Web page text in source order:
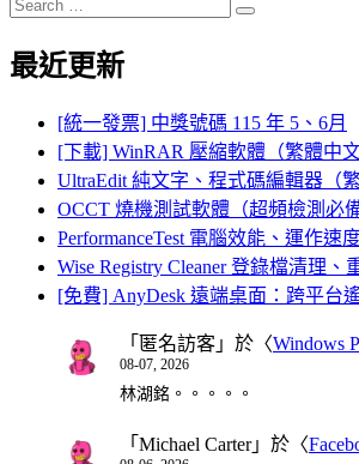
for:
Search
最近更新
[統一發票] 中獎號碼 115 年 5、6月
[下載] WinRAR 壓縮軟體（繁體中
UltraEdit 純文字、程式碼編輯器（
OCCT 燒機測試軟體（超頻檢測必
PerformanceTest 電腦效能、運作速
Wise Registry Cleaner 登錄檔清理
[免費] AnyDesk 遠端桌面：跨平台
「 匿名訪客 」於〈Windows
08-07, 2026
林湖銘。。。。。
「 Michael Carter」於〈